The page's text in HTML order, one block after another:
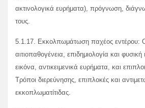
ακτινολογικά ευρήματα), πρόγνωση,
τους.
5.1.17. Εκκολπωμάτωση παχέος εντέρου:
αιτιοπαθογένεια, επιδημιολογία και φυσική
εικόνα, αντικειμενικά ευρήματα, και
Τρόποι διερεύνησης, επιπλοκές και
εκκοπλωματίτιδας.